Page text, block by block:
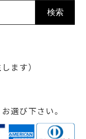
ます）
選び下さい。